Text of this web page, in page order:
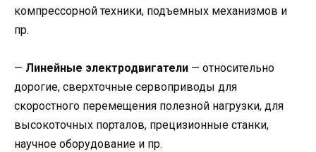
компрессорной техники, подъемных механизмов и
пр.
— Линейные электродвигатели — относительно
дорогие, сверхточные сервоприводы для
скоростного перемещения полезной нагрузки, для
высокоточных порталов, прецизионные станки,
научное оборудование и пр.